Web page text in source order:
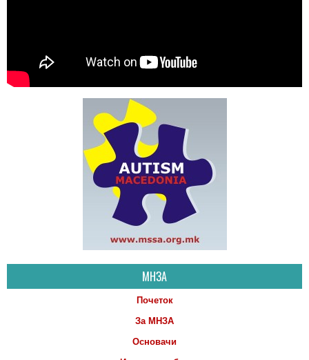
МНЗА
Почеток
За МНЗА
Основачи